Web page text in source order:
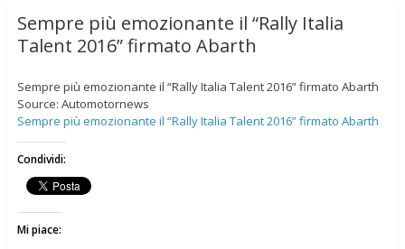
Sempre più emozionante il “Rally Italia
Talent 2016” firmato Abarth
Sempre più emozionante il “Rally Italia Talent 2016” firmato Abarth
Source: Automotornews
Sempre più emozionante il “Rally Italia Talent 2016” firmato Abarth
Condividi:
Mi piace: